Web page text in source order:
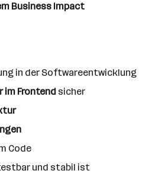
Business Impact
in der Softwareentwicklung
im Frontend sicher
Code
und stabil ist